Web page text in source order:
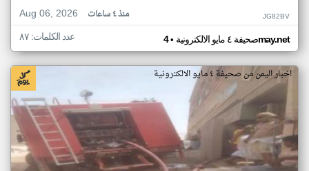
Aug 06, 2026
منذ ٤ ساعات JG82BV
صحيفة ٤ مايو الالكترونية • 4may.net عدد الكلمات: ٨٧
اخبار اليمن من صحيفة ٤ مايو الالكترونية